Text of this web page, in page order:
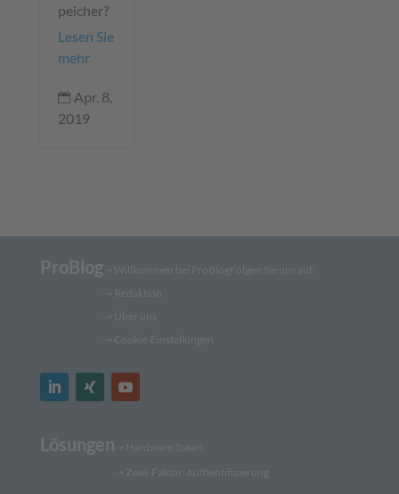
peicher?
Lesen Sie
mehr
 Apr. 8,
2019
ProBlog➝ Willkommen bei ProBlog
➝ Redaktion
➝ Über uns
➝ Cookie-Einstellungen
Folgen Sie uns auf:
Lösungen ➝ Hardware Token
➝ Zwei-Faktor-Authentifizierung